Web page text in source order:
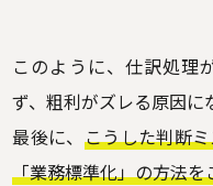
このように、仕訳処理
ず、粗利がズレる原因に
最後に、 こうした判断
「業務標準化」の方法を